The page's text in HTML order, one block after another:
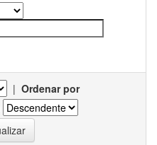
| Ordenar por